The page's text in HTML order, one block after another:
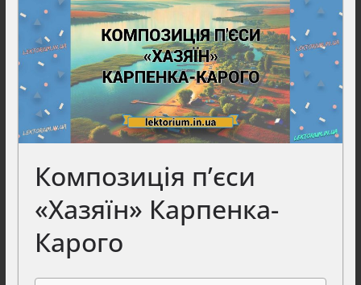
Композиція п’єси
«Хазяїн» Карпенка-
Карого